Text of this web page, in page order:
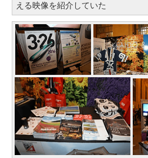
える映像を紹介していた